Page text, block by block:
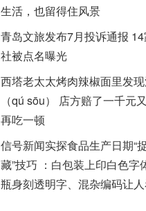
生活，也留得住风景
青岛文旅发布7月投诉通报
社被点名曝光
西塔老太太烤肉辣椒面里发
（qú sōu） 店方赔了一千元
再吃一顿
信号新闻实探食品生产日期“
藏”技巧 ：白包装上印白色字
瓶身刻透明字、混杂编码让